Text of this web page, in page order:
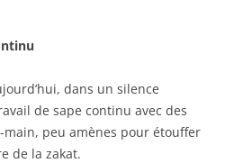
dans un silence
de sape continu avec des
main, peu amènes pour étouffer
de la zakat.